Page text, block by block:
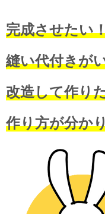
完成させた
縫い代付きが
改造して作
作り方が分か